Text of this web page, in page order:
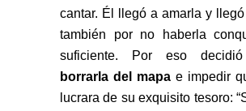
cantar. Él llegó a amarla y
también por no haberla
suficiente. Por eso decidió
borrarla del mapa e impedir
lucrara de su exquisito tesoro: